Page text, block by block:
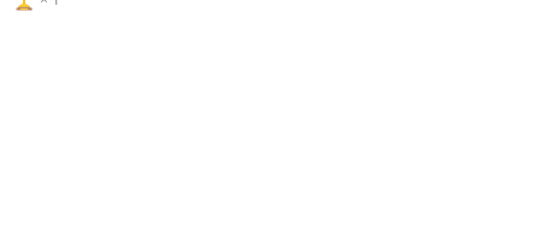
2. Registrier dich mit deinem PayPal Konto.